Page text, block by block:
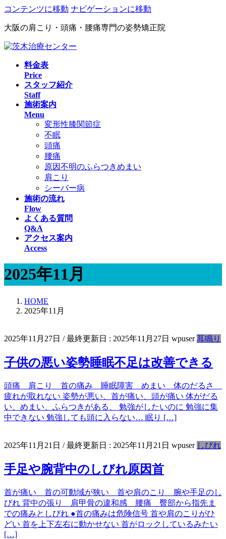
コンテンツに移動 ナビゲーションに移動
大阪の肩こり・頭痛・腰痛専門の姿勢矯正院
料金表
Price
スタッフ紹介
Staff
施術案内
Menu
変形性膝関節症
不眠
頭痛
腰痛
原因不明のふらつきめまい
肩こり
シーバー病
施術の流れ
Flow
よくある質問
Q&A
アクセス案内
Access
2025年11月
HOME
2025年11月
2025年11月27日 / 最終更新日 : 2025年11月27日 wpuser 耳鳴り
子供の悪い姿勢睡眠不足は改善できる
頭痛 肩こり 首の痛み 睡眠障害 めまい 体のだるさ
疲れが取れない 姿勢が悪い、首が痛い、頭が痛い 体がだる
い、めまい、ふらつきがある、 勉強がしたいのに 勉強に集
中できない 勉強しても頭に入らない… 眠り […]
2025年11月21日 / 最終更新日 : 2025年11月21日 wpuser しびれ
手足や腕背中のしびれ原因首
首が痛い 首の可動域が狭い 首や肩のこり 腕や手足のし
びれ 背中の張り 肩甲骨の違和感 腰痛 臀部から指先ま
での痛みとしびれ ●首の痛みは危険信号 首や肩のこりがひ
どい 首を上下左右に動かせない 首がロックしているみたい
[…]